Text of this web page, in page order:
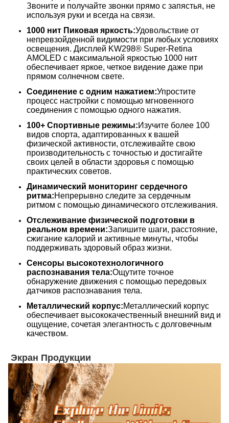
Звоните и получайте звонки прямо с запястья, не
используя руки и всегда на связи.
1000 нит Пиковая яркость:Удовольствие от
непревзойденной видимости при любых условиях
освещения. Дисплей KW298® Super-Retina
AMOLED с максимальной яркостью 1000 нит
обеспечивает яркое, четкое видение даже при
прямом солнечном свете.
Соединение с одним нажатием:Упростите
процесс настройки с помощью мгновенного
соединения с помощью одного нажатия.
100+ Спортивные режимы:Изучите более 100
видов спорта, адаптированных к вашей
физической активности, отслеживайте свою
производительность с точностью и достигайте
своих целей в области здоровья с помощью
практических советов.
Динамический мониторинг сердечного
ритма:Непрерывно следите за сердечным
ритмом с помощью динамического отслеживания.
Отслеживание физической подготовки в
реальном времени:Запишите шаги, расстояние,
сжигание калорий и активные минуты, чтобы
поддерживать здоровый образ жизни.
Сенсоры высокотехнологичного
распознавания тела:Ощутите точное
обнаружение движения с помощью передовых
датчиков распознавания тела.
Металлический корпус:Металлический корпус
обеспечивает высококачественный внешний вид и
ощущение, сочетая элегантность с долговечным
качеством.
Экран Продукции